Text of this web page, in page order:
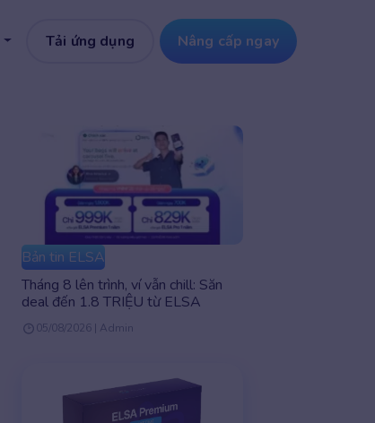
Tải ứng dụng Nâng cấp ngay
Bản tin ELSA
Tháng 8 lên trình, ví vẫn chill: Săn
deal đến 1.8 TRIỆU từ ELSA
05/08/2026 | Admin